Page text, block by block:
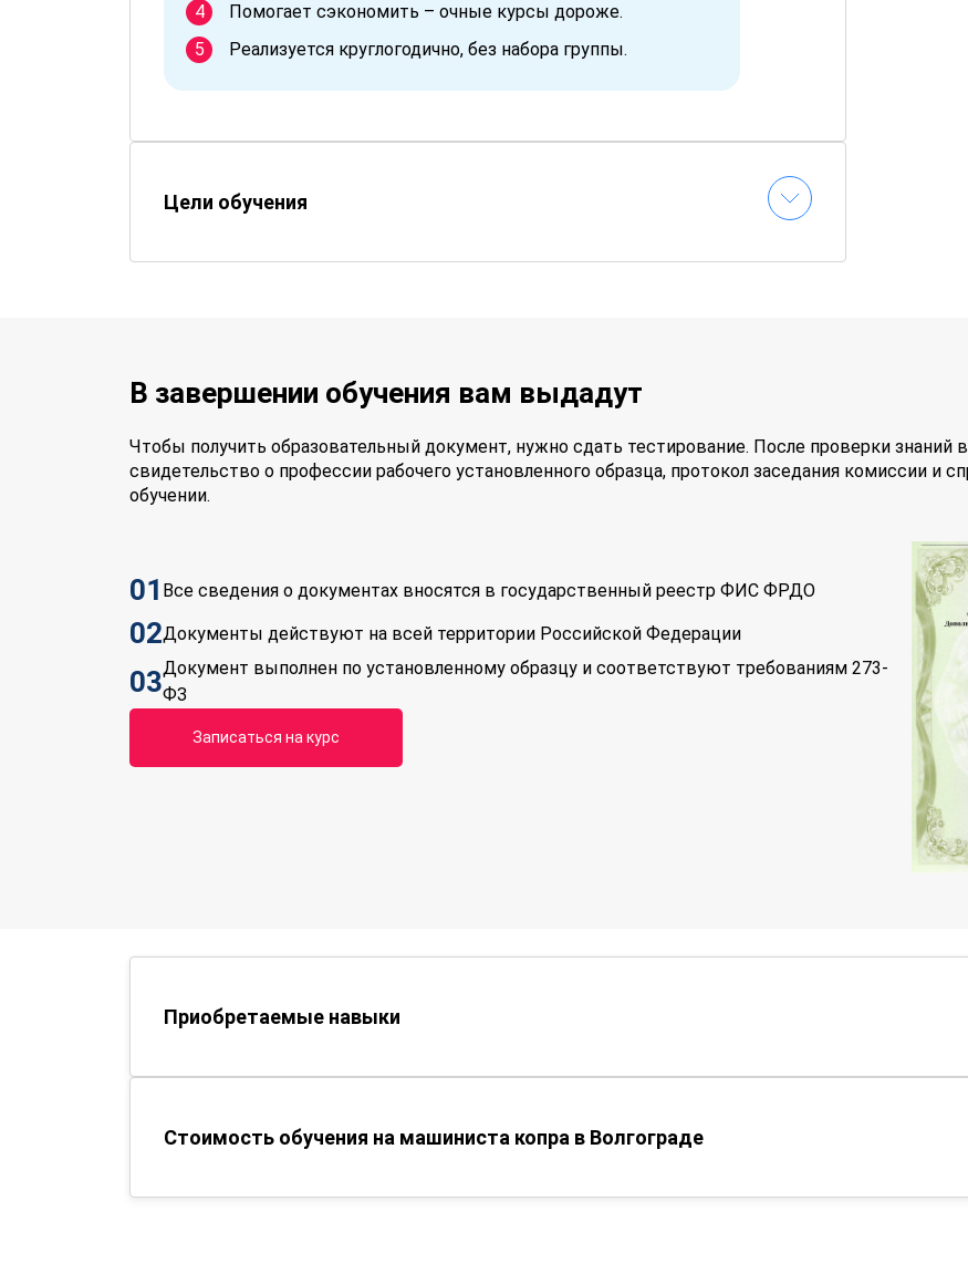
Помогает сэкономить – очные курсы дороже.
Реализуется круглогодично, без набора группы.
Цели обучения
В завершении обучения вам выдадут
Чтобы получить образовательный документ, нужно сдать тестирование. После проверки знаний
свидетельство о профессии рабочего установленного образца, протокол заседания комиссии и
обучении.
01 Все сведения о документах вносятся в государственный реестр ФИС ФРДО
02Документы действуют на всей территории Российской Федерации
03Документ выполнен по установленному образцу и соответствуют требованиям 273-
ФЗ
Записаться на курс
Приобретаемые навыки
Стоимость обучения на машиниста копра в Волгограде